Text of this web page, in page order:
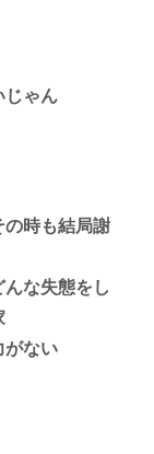
じゃん
の時も結局謝
な失態をし
がない